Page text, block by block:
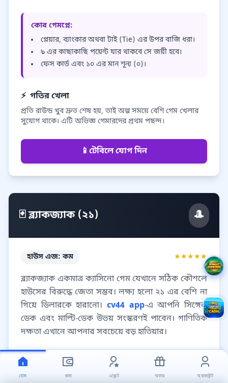
কোর গেমপ্লে:
প্লেয়ার, ব্যাংকার অথবা টাই (Tie) এর উপর বাজি ধরা।
৯ এর কাছাকাছি পয়েন্ট যার থাকবে সে জয়ী হবে।
ফেস কার্ড এবং ১০ এর মান শূন্য (০)।
⚡ গতির খেলা
প্রতি রাউন্ড খুব দ্রুত শেষ হয়, তাই অল্প সময়ে বেশি গেম খেলার
সুযোগ থাকে। এটি অভিজ্ঞ গেমারদের প্রথম পছন্দ।
📱 টেবিলে যোগ দিন
🃏 ব্ল্যাকজ্যাক (২১) 🎩
হাউস এজ: কম ★★★★★
ব্ল্যাকজ্যাক একমাত্র ক্যাসিনো গেম যেখানে সঠিক কৌশলে
হাউসের বিরুদ্ধে জেতা সম্ভব। লক্ষ্য হলো ২১ এর বেশি না
গিয়ে ডিলারকে হারানো। cv44 app-এ আপনি সিঙ্গেল
ডেক এবং মাল্টি-ডেক উভয় সংস্করণই পাবেন। গাণিতিক
দক্ষতা এখানে আপনার সবচেয়ে বড় হাতিয়ার।
কোর গেমপ্লে:
শুরুতে দুটি কার্ড দেওয়া হয়।
হোম জমা এজেন্ট অফার অ্যাকাউন্ট